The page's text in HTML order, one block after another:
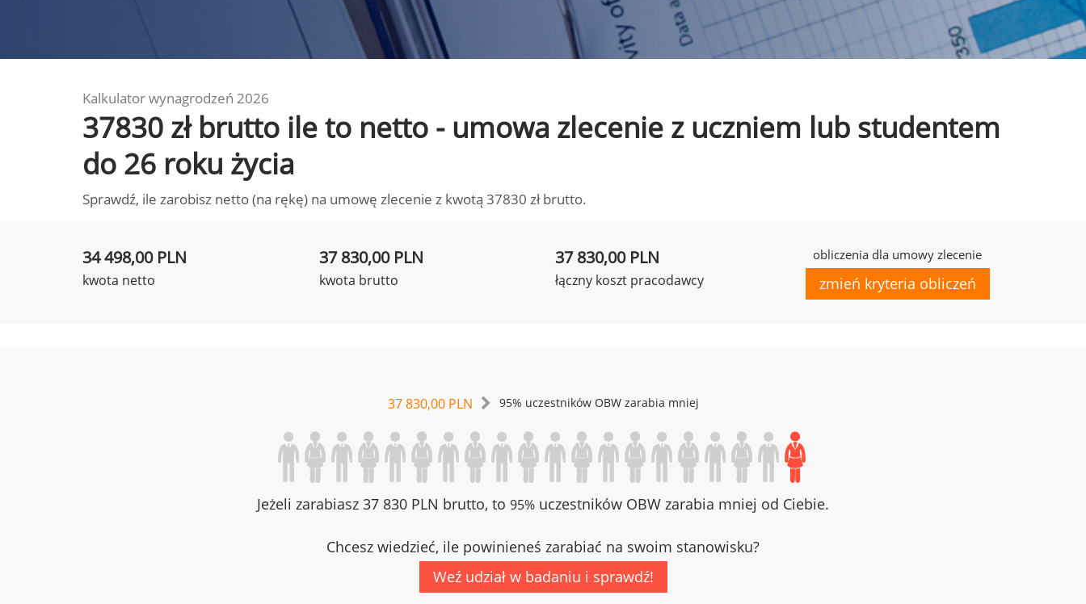
Kalkulator wynagrodzeń 2026
37830 zł brutto ile to netto - umowa zlecenie z uczniem lub studentem
do 26 roku życia
Sprawdź, ile zarobisz netto (na rękę) na umowę zlecenie z kwotą 37830 zł brutto.
34 498,00 PLN
kwota netto
37 830,00 PLN
kwota brutto
37 830,00 PLN
łączny koszt pracodawcy
obliczenia dla umowy zlecenie
zmień kryteria obliczeń
37 830,00 PLN 95% uczestników OBW zarabia mniej
Jeżeli zarabiasz 37 830 PLN brutto, to 95% uczestników OBW zarabia mniej od Ciebie.
Chcesz wiedzieć, ile powinieneś zarabiać na swoim stanowisku?
Weź udział w badaniu i sprawdź!